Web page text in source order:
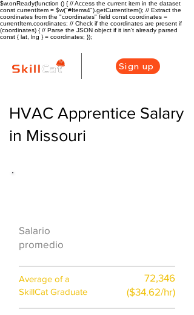
$w.onReady(function () { // Access the current item in the dataset
const currentItem = $w("#Items4").getCurrentItem(); // Extract the
coordinates from the "coordinates" field const coordinates =
currentItem.coordinates; // Check if the coordinates are present if
(coordinates) { // Parse the JSON object if it isn't already parsed
const { lat, lng } = coordinates; });
Sign up
HVAC Apprentice Salary
in Missouri
Salario
promedio
Average of a
SkillCat Graduate
72,346
($34.62/hr)